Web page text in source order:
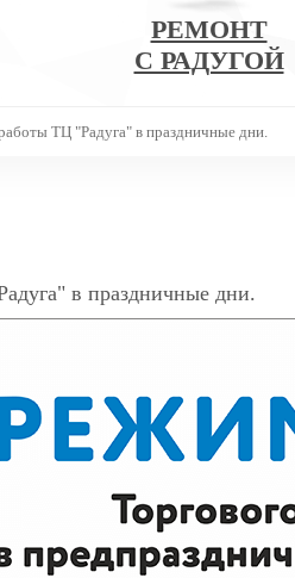
РЕМОНТ
С РАДУГОЙ
ТЦ "Радуга" в праздничные дни.
в праздничные дни.